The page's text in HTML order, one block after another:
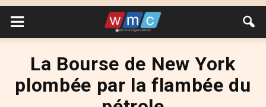
La Bourse de New York
plombée par la flambée du